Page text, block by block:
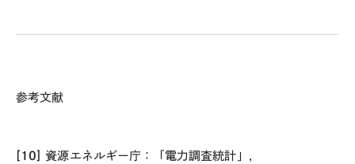
参考文献
[10]資源エネルギー庁：「電力調査統計」，